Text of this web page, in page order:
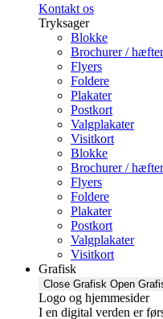
Kontakt os
Tryksager
Blokke
Brochurer / hæfter
Flyers
Foldere
Plakater
Postkort
Valgplakater
Visitkort
Blokke
Brochurer / hæfter
Flyers
Foldere
Plakater
Postkort
Valgplakater
Visitkort
Grafisk
Close Grafisk Open
Logo og hjemmesider
I en digital verden er